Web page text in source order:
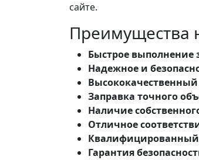
сайте.
Преимущества
Быстрое выполнение
Надежное и
Высококачественный
Заправка точного
Наличие
Отличное
Квалифицированный
Гарантия